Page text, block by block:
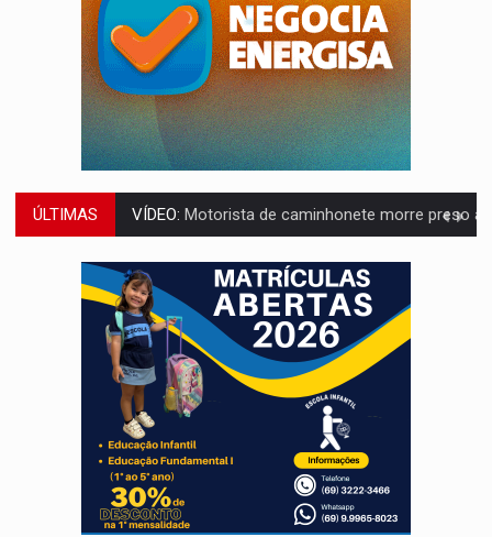
ÚLTIMAS LAZER:Seis lugares gratuitos para aproveitar o fim de semana
VÍDEO:FTICCO e Força Tática prendem membro do CV com arma e drogas
INCLUSÃO: Prefeitura fortalece parceria com a APAE para ampliar ações
DEFESA:Exército testa inovações no combate a drones durante
TEMAS SOCIOAMBIENTAIS:Em Itapuã do Oeste, CINEMAZÔNIA leva cinema
PREVISÃO: Interior de Rondônia terá sábado (8) de calor
INFRAESTRUTURA: Após quase 30 anos de espera, asfalto chega ao
A ILHA:Coreografia de Rondônia estreia na programação do Festival de